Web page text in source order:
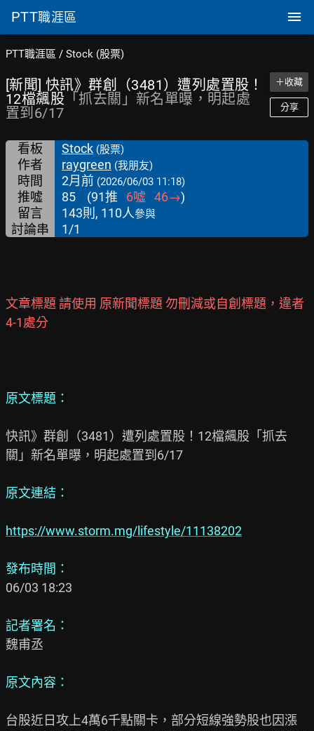
PTT職涯區
PTT職涯區 / Stock (股票)
[新聞] 快訊》群創（3481）遭列處置股！
12檔飆股 「抓去關」新名單曝，明起處
置到6/17
＋收藏
分享
看板 Stock (股票)
作者 raygreen (我朋友)
時間 2月前 (2026/06/03 11:18)
推噓 85 (91推 6噓 46→)
留言
143則, 110人參與
討論串 1/1
文章標題 請使用 原新聞標題 勿刪減或自創標題，違者
4-1處分
原文標題：
快訊》群創（3481）遭列處置股！12檔飆股「抓去
關」新名單曝，明起處置到6/17
原文連結：
https://www.storm.mg/lifestyle/11138202
發布時間：
06/03 18:23
記者署名：
魏甫丞
原文內容：
台股近日攻上4萬6千點關卡，部分短線強勢股也因漲